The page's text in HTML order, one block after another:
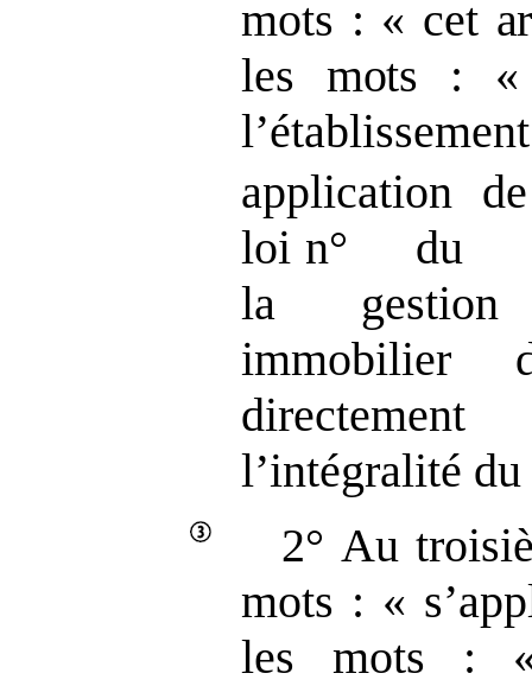
mots : « cet
les mots
: «
application
loi n° du
la
immobilier
l’intégralité
2° Au
mots : «
les mots : «